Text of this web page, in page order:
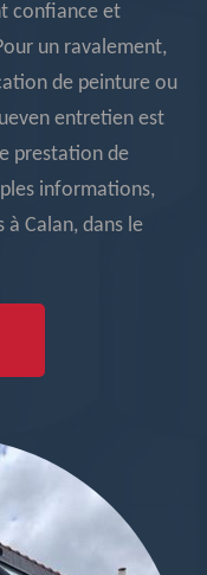
confiance et
un ravalement,
de peinture ou
entretien est
prestation de
informations,
Calan, dans le